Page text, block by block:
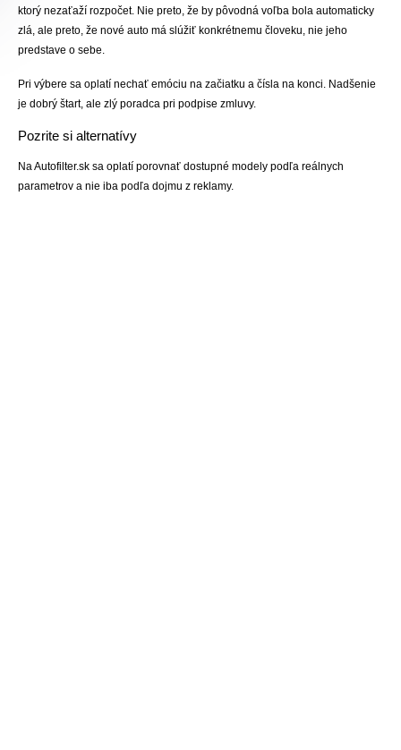
ktorý nezaťaží rozpočet. Nie preto, že by pôvodná voľba bola automaticky
zlá, ale preto, že nové auto má slúžiť konkrétnemu človeku, nie jeho
predstave o sebe.
Pri výbere sa oplatí nechať emóciu na začiatku a čísla na konci. Nadšenie
je dobrý štart, ale zlý poradca pri podpise zmluvy.
Pozrite si alternatívy
Na Autofilter.sk sa oplatí porovnať dostupné modely podľa reálnych
parametrov a nie iba podľa dojmu z reklamy.